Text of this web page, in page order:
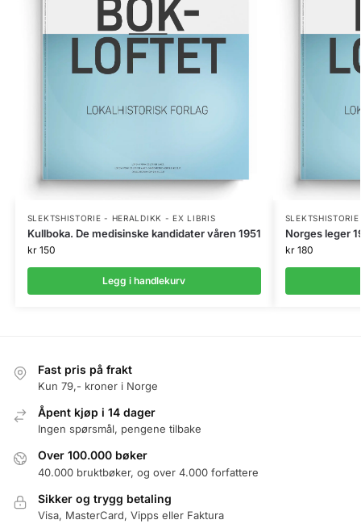
SLEKTSHISTORIE - HERALDIKK - EX LIBRIS
Kullboka. De medisinske kandidater våren 1951
kr150
Legg i handlekurv
Norges leger
kr180
Fast pris på frakt
Kun 79,- kroner i Norge
Åpent kjøp i 14 dager
Ingen spørsmål, pengene tilbake
Over 100.000 bøker
40.000 bruktbøker, og over 4.000 forfattere
Sikker og trygg betaling
Visa, MasterCard, Vipps eller Faktura